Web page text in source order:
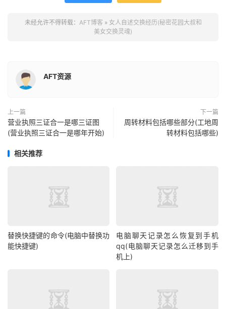
未经允许不得转载： AFT博客 » 女人自述交换经历(秘密花园大叔和
美女交换灵魂)
AFT资源
上一篇
营业执照三证合一是哪三证图
(营业执照三证合一是哪年开始)
下一篇
周转材料包括哪些部分(工地周
转材料包括哪些)
相关推荐
替换快捷键的命令(电脑中替换功
能快捷键)
电脑聊天记录怎么恢复到手机
qq(电脑聊天记录怎么迁移到手
机上)